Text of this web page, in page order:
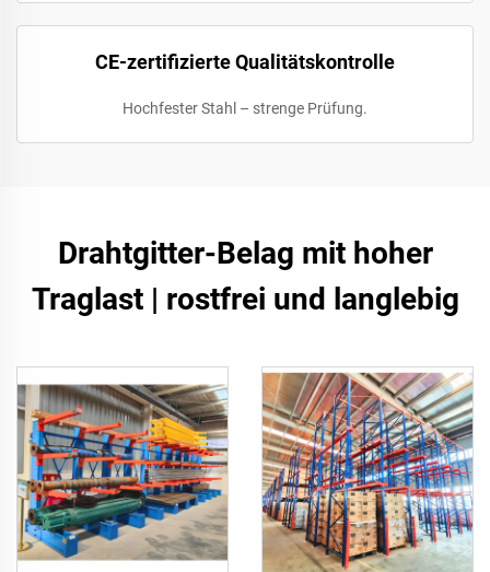
CE-zertifizierte Qualitätskontrolle
Hochfester Stahl – strenge Prüfung.
Drahtgitter-Belag mit hoher
Traglast | rostfrei und langlebig